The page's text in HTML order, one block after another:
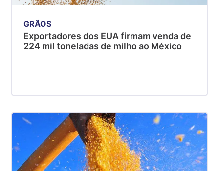
GRÃOS
Exportadores dos EUA firmam venda de
224 mil toneladas de milho ao México